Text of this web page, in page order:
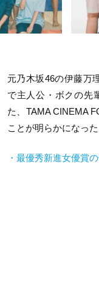
元乃木坂46の伊藤万
で主人公・ボクの先
た、TAMA CINEMA
ことが明らかになった
・最優秀新進女優賞